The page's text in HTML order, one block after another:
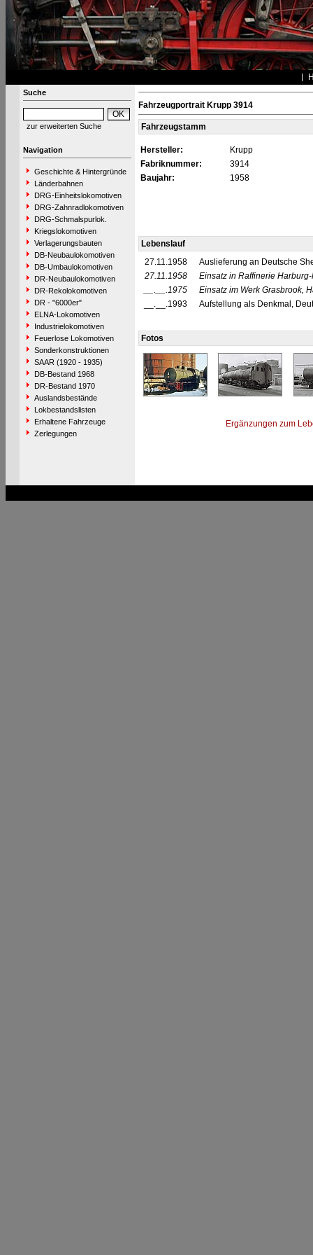
Suche
zur erweiterten Suche
Navigation
Geschichte & Hintergründe
Länderbahnen
DRG-Einheitslokomotiven
DRG-Zahnradlokomotiven
DRG-Schmalspurlok.
Kriegslokomotiven
Verlagerungsbauten
DB-Neubaulokomotiven
DB-Umbaulokomotiven
DR-Neubaulokomotiven
DR-Rekolokomotiven
DR - "6000er"
ELNA-Lokomotiven
Industrielokomotiven
Feuerlose Lokomotiven
Sonderkonstruktionen
SAAR (1920 - 1935)
DB-Bestand 1968
DR-Bestand 1970
Auslandsbestände
Lokbestandslisten
Erhaltene Fahrzeuge
Zerlegungen
Fahrzeugportrait Krupp 3914
Fahrzeugstamm
Hersteller:
Krupp
Fabriknummer:
3914
Baujahr:
1958
Lebenslauf
27.11.1958
Auslieferung an Deutsche
27.11.1958
Einsatz in Raffinerie
__.__.1975
Einsatz im Werk Grasbrook,
__.__.1993
Aufstellung als Denkmal,
Fotos
Ergänzungen zum